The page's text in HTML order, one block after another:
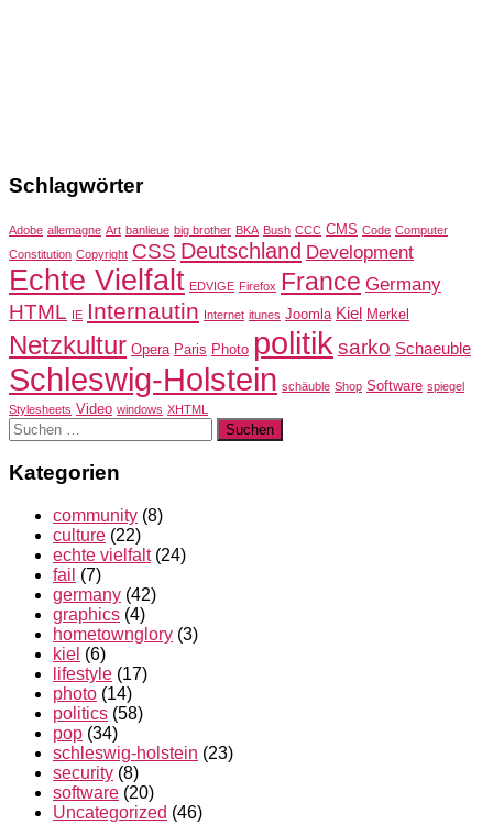
Schlagwörter
Adobe allemagne Art banlieue big brother BKA Bush CCC CMS Code Computer
Constitution Copyright CSS Deutschland Development
Echte Vielfalt EDVIGE Firefox France Germany
HTML IE Internautin Internet itunes Joomla Kiel Merkel
Netzkultur Opera Paris Photo politik sarko Schaeuble
Schleswig-Holstein schäuble Shop Software spiegel
Stylesheets Video windows XHTML
Suchen
nach:
Kategorien
community (8)
culture (22)
echte vielfalt(24)
fail (7)
germany (42)
graphics (4)
hometownglory (3)
kiel (6)
lifestyle (17)
photo (14)
politics (58)
pop (34)
schleswig-holstein (23)
security (8)
software (20)
Uncategorized (46)